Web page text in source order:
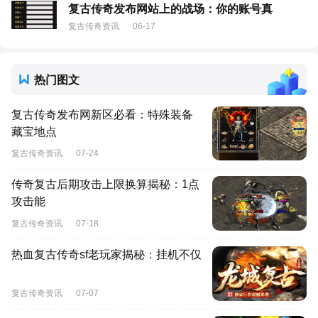
复古传奇发布网站上的战场：你的账号真
复古传奇资讯 06-17
热门图文
复古传奇发布网新区必看：特殊装备
藏宝地点
复古传奇资讯 07-24
传奇复古后期攻击上限换算揭秘：1点
攻击能
复古传奇资讯 07-18
热血复古传奇sf老玩家揭秘：挂机不仅
复古传奇资讯 07-07